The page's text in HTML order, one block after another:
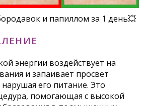
и папиллом за 1 день💥
энергии воздействует на
и запаивает просвет
его питание. Это
помогающая с высокой